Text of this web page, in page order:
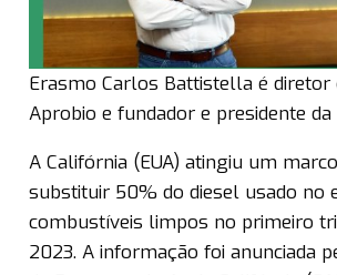
Erasmo Carlos Battistella é diretor
Aprobio e fundador e presidente da
A Califórnia (EUA) atingiu um
substituir 50% do diesel usado no
combustíveis limpos no primeiro
2023. A informação foi anunciada